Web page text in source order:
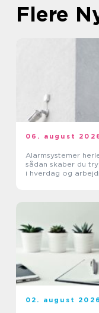
Flere
06. august
Alarmsystemer
sådan skaber du
i hverdag og
02. august 2026